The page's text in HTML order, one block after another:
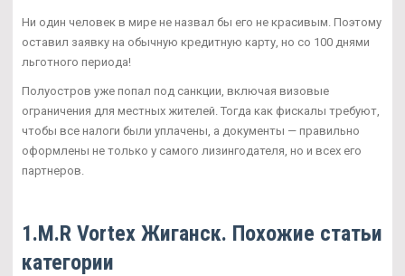
Ни один человек в мире не назвал бы его не красивым. Поэтому
оставил заявку на обычную кредитную карту, но со 100 днями
льготного периода!
Полуостров уже попал под санкции, включая визовые
ограничения для местных жителей. Тогда как фискалы требуют,
чтобы все налоги были уплачены, а документы — правильно
оформлены не только у самого лизингодателя, но и всех его
партнеров.
1.M.R Vortex Жиганск. Похожие статьи
категории